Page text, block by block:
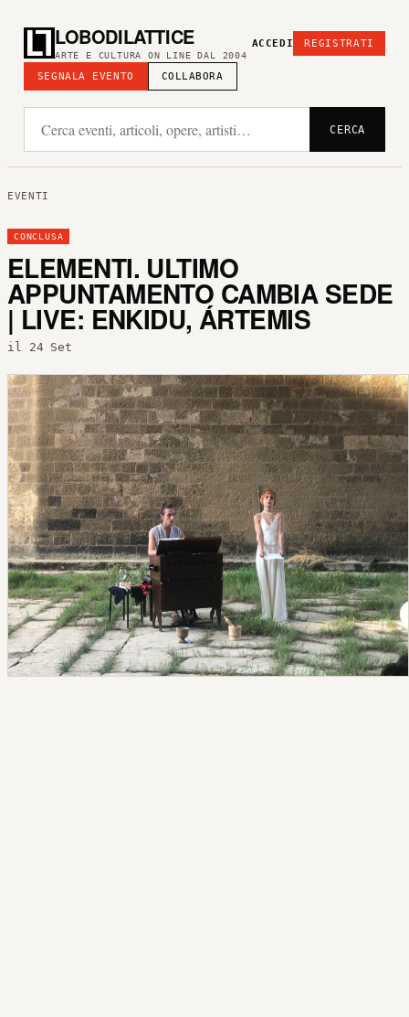
LOBODILATTICE
ARTE E CULTURA ON LINE DAL 2004
SEGNALA EVENTO COLLABORA
ACCEDI REGISTRATI
CERCA
EVENTI
CONCLUSA
ELEMENTI. ULTIMO
APPUNTAMENTO CAMBIA SEDE
| LIVE: ENKIDU, ÁRTEMIS
il 24 Set